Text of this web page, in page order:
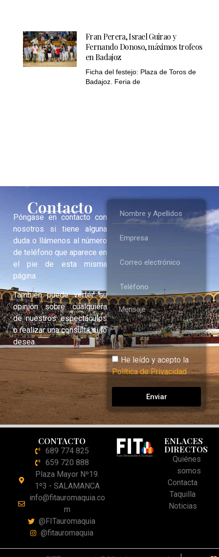
Fran Perera, Israel Guirao y
Fernando Donoso, máximos trofeos
en Badajoz
Ficha del festejo: Plaza de Toros de
Badajoz. Feria de
Contacto
Póngase en contacto con
nosotros si tiene alguna
duda o llámenos al número
de teléfono que aparece en
el pie de esta misma
página.
También puede verter su
opinión sobre cualquiera
de nuestros espectáculos
o realizar una consulta si lo
desea.
He leído y acepto la
Política de Privacidad
Enviar
CONTACTO
689 774 825
659 720 888
Plaza Mayor Nº19.
1º3 - SALAMANCA
info@fitauromaquia.co
m
@FITauromaquia
@fitauromaquia
ENLACES
DIRECTOS
Quiénes
somos
Contacta
Taquilla
Noticias